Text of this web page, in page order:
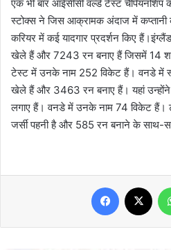
एक भी बार आईसीसी वर्ल्ड टेस्ट
स्टोक्स ने जिस आक्रामक अंदाज में कप्तानी
करियर में कई यादगार प्रदर्शन किए
खेले हैं और 7243 रन बनाए हैं जिसमें 14
टेस्ट में उनके नाम 252 विकेट हैं। वनडे में
खेले हैं और 3463 रन बनाए हैं। यहां
लगाए हैं। वनडे में उनके नाम 74 विकेट हैं।
जर्सी पहनी है और 585 रन बनाने के साथ-
Facebook